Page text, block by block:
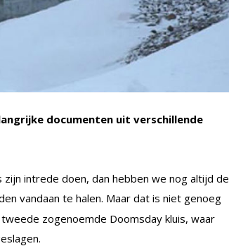
documenten uit verschillende
intrede doen, dan hebben we nog altijd de
vandaan te halen. Maar dat is niet genoeg
zogenoemde Doomsday kluis, waar